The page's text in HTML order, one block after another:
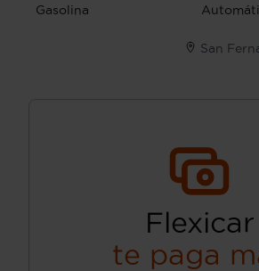
Gasolina
San
Flexicar
te paga